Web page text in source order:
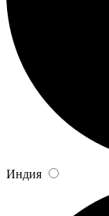
Индия